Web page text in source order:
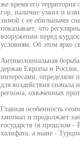
же время его территория
гор, наличие узких и
зимой с ее обильными
показывает, что
вооружении перед
условиям. Об этом ярко
Антиколониальная
держав Европы и России,
интересами,
для воздействия сначала
региона, охваченных
Главная особенность
занимал и продолжает
государств (в прошлом -
халифата, а ныне -